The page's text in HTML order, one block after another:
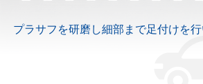
プラサフを研磨し細部まで足付けを